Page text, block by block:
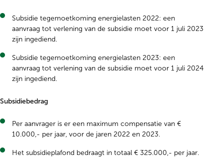
Subsidie tegemoetkoming energielasten 2022: een
aanvraag tot verlening van de subsidie moet voor 1 juli 2023
zijn ingediend.
Subsidie tegemoetkoming energielasten 2023: een
aanvraag tot verlening van de subsidie moet voor 1 juli 2024
zijn ingediend.
Subsidiebedrag
Per aanvrager is er een maximum compensatie van €
10.000,- per jaar, voor de jaren 2022 en 2023.
Het subsidieplafond bedraagt in totaal € 325.000,- per jaar.